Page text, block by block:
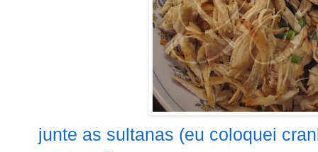
junte as sultanas (eu coloquei